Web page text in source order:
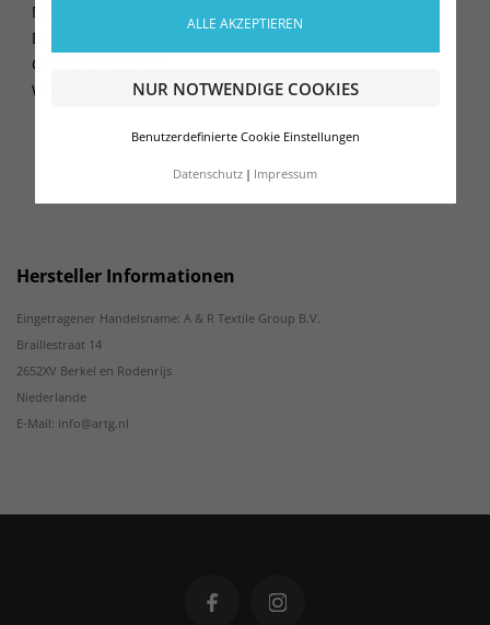
ALLE AKZEPTIEREN
NUR NOTWENDIGE COOKIES
Benutzerdefinierte Cookie Einstellungen
Datenschutz Impressum
Mit bedruckbarer weißer Polyester-Bordüre
Entspricht Ökotex Klasse I
Qualität 400 g/qm
Waschbar bis 60°C
Hersteller Informationen
Eingetragener Handelsname: A & R Textile Group B.V.
Braillestraat 14
2652XV Berkel en Rodenrijs
Niederlande
E-Mail: info@artg.nl